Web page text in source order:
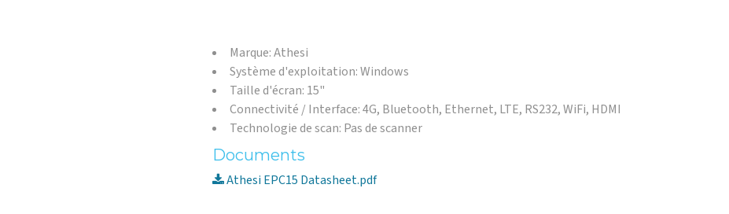
Marque: Athesi
Système d'exploitation: Windows
Taille d'écran: 15"
Connectivité / Interface: 4G, Bluetooth, Ethernet, LTE, RS232, WiFi, HDMI
Technologie de scan: Pas de scanner
Documents
Athesi EPC15 Datasheet.pdf